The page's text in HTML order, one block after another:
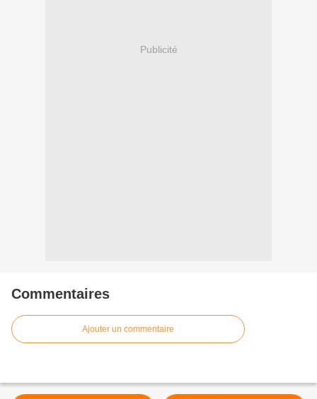
Publicité
Commentaires
Ajouter un commentaire